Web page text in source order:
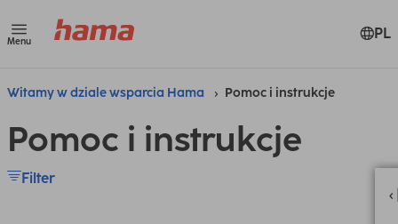
Menu PL
Witamy w dziale wsparcia Hama Pomoc i instrukcje
Pomoc i instrukcje
Filter